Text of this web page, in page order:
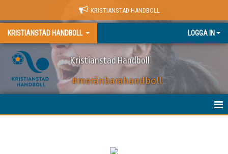
KRISTIANSTAD HANDBOLL
KRISTIANSTAD HANDBOLL LOGGA IN
Kristianstad Handboll
#meränbarahandboll